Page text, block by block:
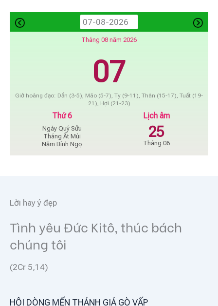
Tháng 08 năm 2026
07
Giờ hoàng đạo: Dần (3-5), Mão (5-7), Tỵ (9-11), Thân (15-17), Tuất (19-
21), Hợi (21-23)
Thứ 6
Ngày Quý Sửu
Tháng Ất Mùi
Năm Bính Ngọ
Lịch âm
25
Tháng 06
Lời hay ý đẹp
Tình yêu Đức Kitô, thúc bách
chúng tôi
(2Cr 5,14)
HỘI DÒNG MẾN THÁNH GIÁ GÒ VẤP